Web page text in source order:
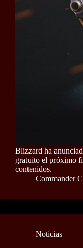
Blizzard ha
gratuito el próximo
contenidos.
Commander
Noticias